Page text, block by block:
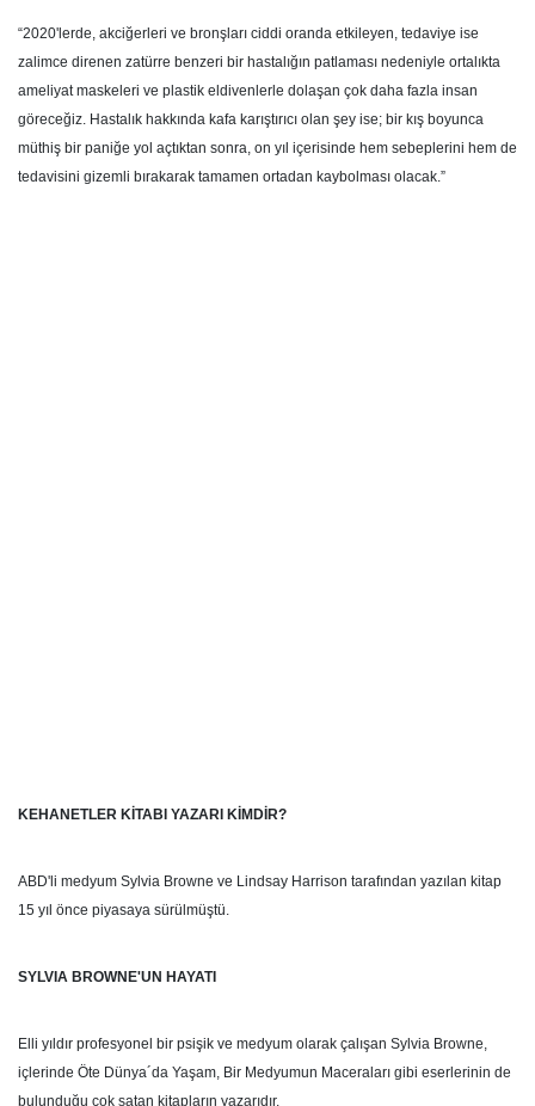
“2020'lerde, akciğerleri ve bronşları ciddi oranda etkileyen, tedaviye ise
zalimce direnen zatürre benzeri bir hastalığın patlaması nedeniyle ortalıkta
ameliyat maskeleri ve plastik eldivenlerle dolaşan çok daha fazla insan
göreceğiz. Hastalık hakkında kafa karıştırıcı olan şey ise; bir kış boyunca
müthiş bir paniğe yol açtıktan sonra, on yıl içerisinde hem sebeplerini hem de
tedavisini gizemli bırakarak tamamen ortadan kaybolması olacak.”
KEHANETLER KİTABI YAZARI KİMDİR?
ABD'li medyum Sylvia Browne ve Lindsay Harrison tarafından yazılan kitap
15 yıl önce piyasaya sürülmüştü.
SYLVIA BROWNE'UN HAYATI
Elli yıldır profesyonel bir psişik ve medyum olarak çalışan Sylvia Browne,
içlerinde Öte Dünya´da Yaşam, Bir Medyumun Maceraları gibi eserlerinin de
bulunduğu çok satan kitapların yazarıdır.